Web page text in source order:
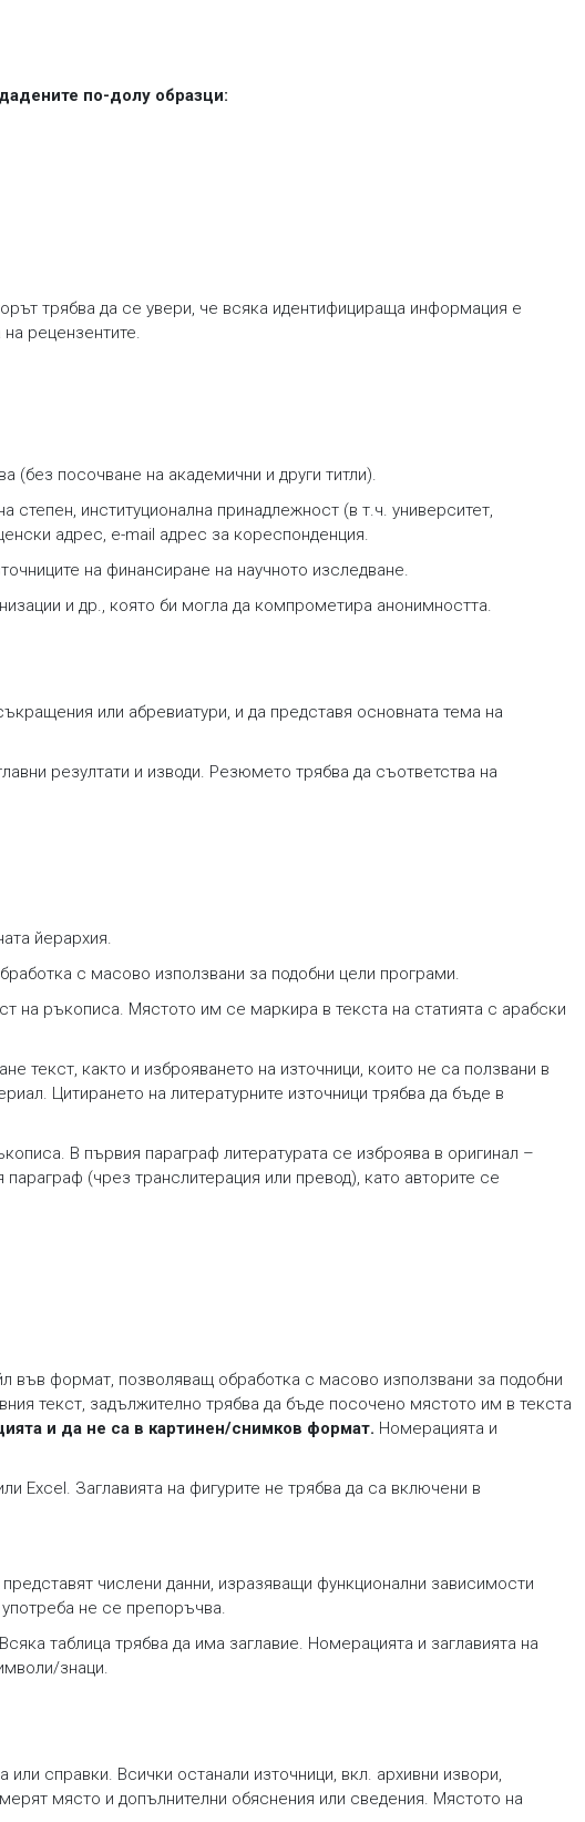
по-долу образци:
трябва да се увери, че всяка идентифицираща информация е
рецензентите.
(без посочване на академични и други титли).
институционална принадлежност (в т.ч. университет,
адрес, е-mail адрес за кореспонденция.
на финансиране на научното изследване.
и др., която би могла да компрометира анонимността.
или абревиатури, и да представя основната тема на
резултати и изводи. Резюмето трябва да съответства на
йерархия.
с масово използвани за подобни цели програми.
на ръкописа. Мястото им се маркира в текста на статията с арабски
текст, както и изброяването на източници, които не са ползвани в
Цитирането на литературните източници трябва да бъде в
В първия параграф литературата се изброява в оригинал –
(чрез транслитерация или превод), като авторите се
във формат, позволяващ обработка с масово използвани за подобни
текст, задължително трябва да бъде посочено мястото им в текста
и да не са в картинен/снимков формат. Номерацията и
Excel. Заглавията на фигурите не трябва да са включени в
числени данни, изразяващи функционални зависимости
употреба не се препоръчва.
таблица трябва да има заглавие. Номерацията и заглавията на
знаци.
справки. Всички останали източници, вкл. архивни извори,
място и допълнителни обяснения или сведения. Мястото на